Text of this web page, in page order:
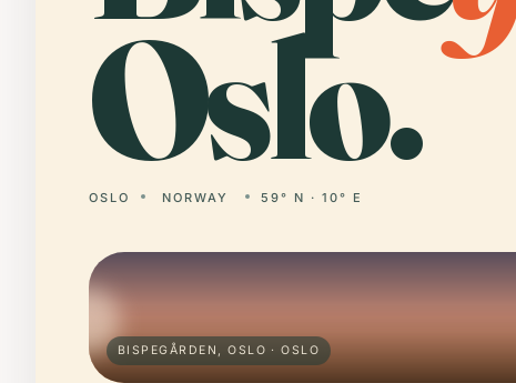
Oslo.
OSLO NORWAY 59° N · 10° E
BISPEGÅRDEN, OSLO · OSLO